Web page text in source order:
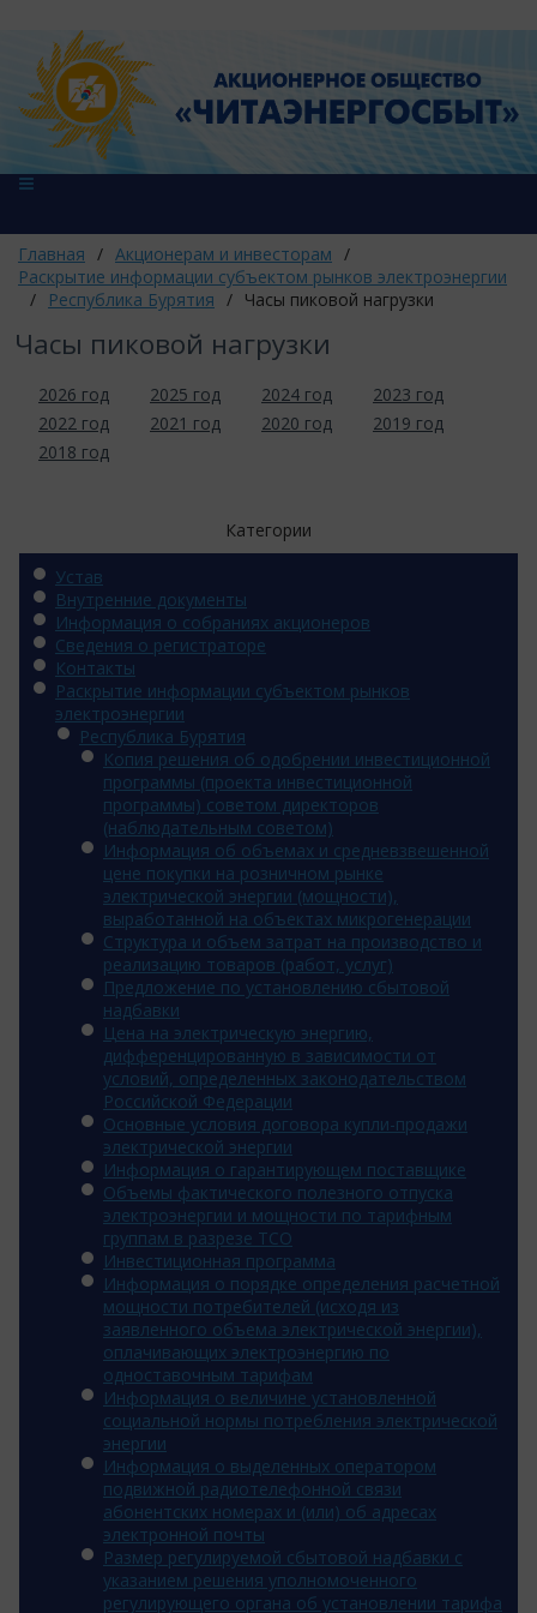
Главная / Акционерам и инвесторам /
Раскрытие информации субъектом рынков электроэнергии
/
Республика Бурятия / Часы пиковой нагрузки
Часы пиковой нагрузки
2026 год 2025 год 2024 год
2023 год
2022 год
2021 год 2020 год
2019 год
2018 год
Категории
Устав
Внутренние документы
Информация о собраниях акционеров
Сведения о регистраторе
Контакты
Раскрытие информации субъектом рынков
электроэнергии
Республика Бурятия
Копия решения об одобрении инвестиционной
программы (проекта инвестиционной
программы) советом директоров
(наблюдательным советом)
Информация об объемах и средневзвешенной
цене покупки на розничном рынке
электрической энергии (мощности),
выработанной на объектах микрогенерации
Структура и объем затрат на производство и
реализацию товаров (работ, услуг)
Предложение по установлению сбытовой
надбавки
Цена на электрическую энергию,
дифференцированную в зависимости от
условий, определенных законодательством
Российской Федерации
Основные условия договора купли-продажи
электрической энергии
Информация о гарантирующем поставщике
Объемы фактического полезного отпуска
электроэнергии и мощности по тарифным
группам в разрезе ТСО
Инвестиционная программа
Информация о порядке определения расчетной
мощности потребителей (исходя из
заявленного объема электрической энергии),
оплачивающих электроэнергию по
одноставочным тарифам
Информация о величине установленной
социальной нормы потребления электрической
энергии
Информация о выделенных оператором
подвижной радиотелефонной связи
абонентских номерах и (или) об адресах
электронной почты
Размер регулируемой сбытовой надбавки с
указанием решения уполномоченного
регулирующего органа об установлении тарифа